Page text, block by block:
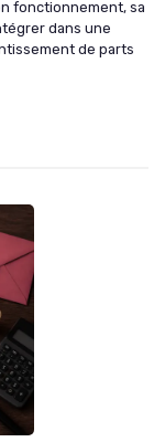
fonctionnement, sa
dans une
de parts